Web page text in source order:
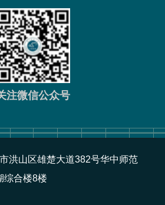
注微信公众号
洪山区雄楚大道382号华中师范
综合楼8楼